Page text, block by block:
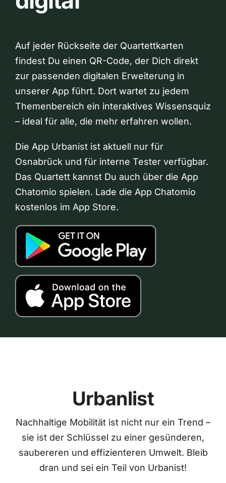
Auf jeder Rückseite der Quartettkarten
findest Du einen QR-Code, der Dich direkt
zur passenden digitalen Erweiterung in
unserer App führt. Dort wartet zu jedem
Themenbereich ein interaktives Wissensquiz
– ideal für alle, die mehr erfahren wollen.
Die App Urbanist ist aktuell nur für
Osnabrück und für interne Tester verfügbar.
Das Quartett kannst Du auch über die App
Chatomio spielen. Lade die App Chatomio
kostenlos im App Store.
Urbanlist
Nachhaltige Mobilität ist nicht nur ein Trend –
sie ist der Schlüssel zu einer gesünderen,
saubereren und effizienteren Umwelt. Bleib
dran und sei ein Teil von Urbanist!